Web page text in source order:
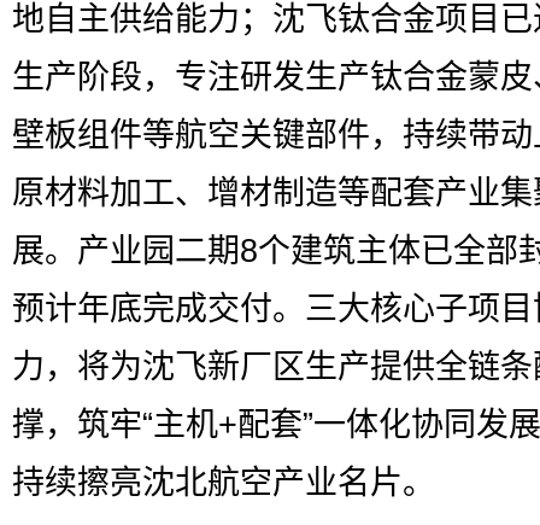
地自主供给能力；沈飞钛合金项目
生产阶段，专注研发生产钛合金蒙
壁板组件等航空关键部件，持续带
原材料加工、增材制造等配套产业
展。产业园二期8个建筑主体已全部
预计年底完成交付。三大核心子项
力，将为沈飞新厂区生产提供全链
撑，筑牢“主机+配套”一体化协同发
持续擦亮沈北航空产业名片。